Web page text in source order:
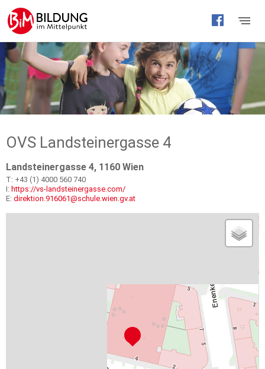
Barrierefreie
Bedienung
der
Webseite
OVS Landsteinergasse 4
Landsteinergasse 4, 1160 Wien
T: +43 (1) 4000 560 740
I: https://vs-landsteinergasse.com/
E: direktion.916061@schule.wien.gv.at